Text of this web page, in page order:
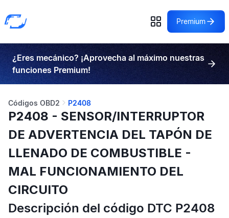
Premium
¿Eres mecánico? ¡Aprovecha al máximo nuestras
funciones Premium!
Códigos OBD2 P2408
P2408 - SENSOR/INTERRUPTOR
DE ADVERTENCIA DEL TAPÓN DE
LLENADO DE COMBUSTIBLE -
MAL FUNCIONAMIENTO DEL
CIRCUITO
Descripción del código DTC P2408